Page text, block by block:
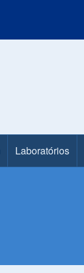
Laboratórios